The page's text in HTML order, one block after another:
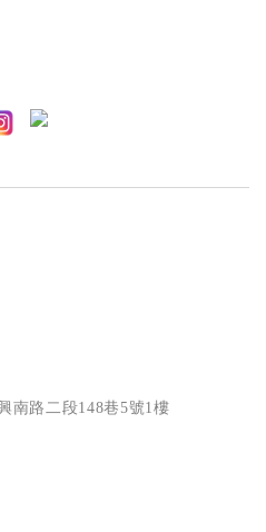
南路二段148巷5號1樓